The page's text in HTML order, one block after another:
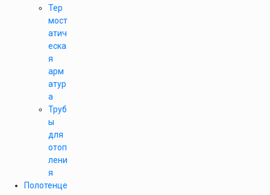
Тер
мост
атич
еска
я
арм
атур
а
Труб
ы
для
отоп
лени
я
Полотенце